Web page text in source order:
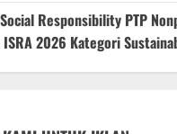
Responsibility PTP
ISRA 2026 Kategori